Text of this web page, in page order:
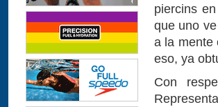
piercins
que uno
a la mente
eso, ya
Con